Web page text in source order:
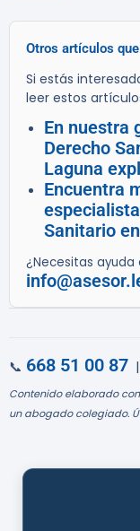
Otros artículos
Si estás
leer estos
En nuestra
Derecho
Laguna
Encuentra
Sanitario
¿Necesitas ayuda
📞 668 51 00 87
Contenido elaborado
un abogado colegiado.